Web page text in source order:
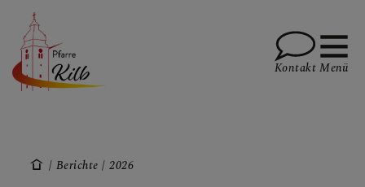
PFARRE
Kontakt Menü
Berichte 2026